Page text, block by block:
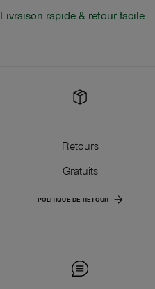
Livraison rapide & retour facile
Retours
Gratuits
POLITIQUE DE RETOUR